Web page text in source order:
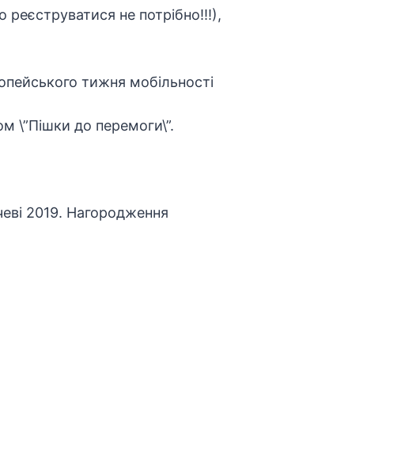
не потрібно!!!),
тижня мобільності
\”Пішки до перемоги\”.
2019. Нагородження